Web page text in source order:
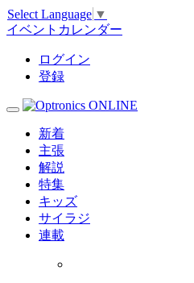
Select Language ▼
イベントカレンダー
ログイン
登録
新着
主張
解説
特集
キッズ
サイラジ
連載